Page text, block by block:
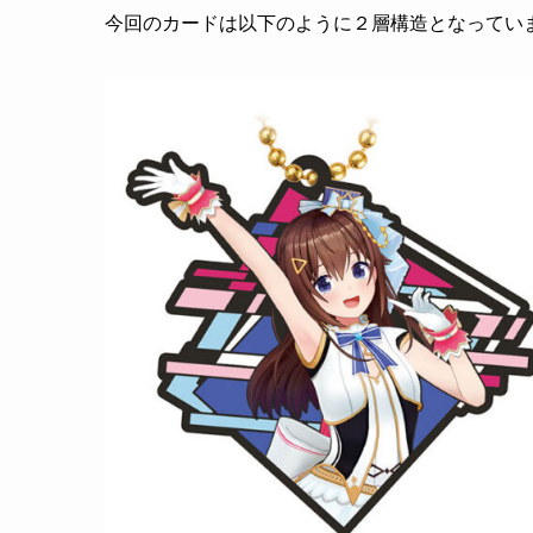
今回のカードは以下のように２層構造となってい